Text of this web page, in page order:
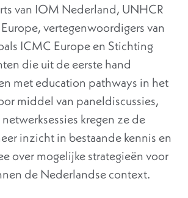
van IOM Nederland, UNHCR
vertegenwoordigers van
ICMC Europe en Stichting
die uit de eerste hand
met education pathways in het
middel van paneldiscussies,
kregen ze de
inzicht in bestaande kennis en
over mogelijke strategieën voor
de Nederlandse context.